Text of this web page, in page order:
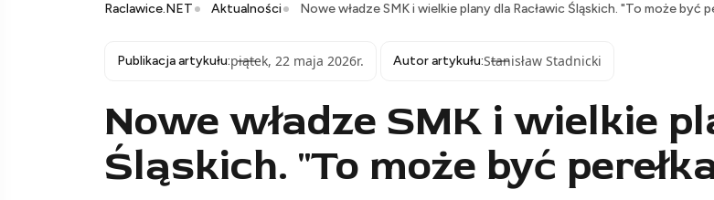
Raclawice.NET Aktualności Nowe władze SMK i wielkie plany dla Racławic Śląskich. "To może być
Publikacja artykułu:piątek, 22 maja 2026r. Autor artykułu:Stanisław Stadnicki
Nowe władze SMK i wielkie
Śląskich. "To może być